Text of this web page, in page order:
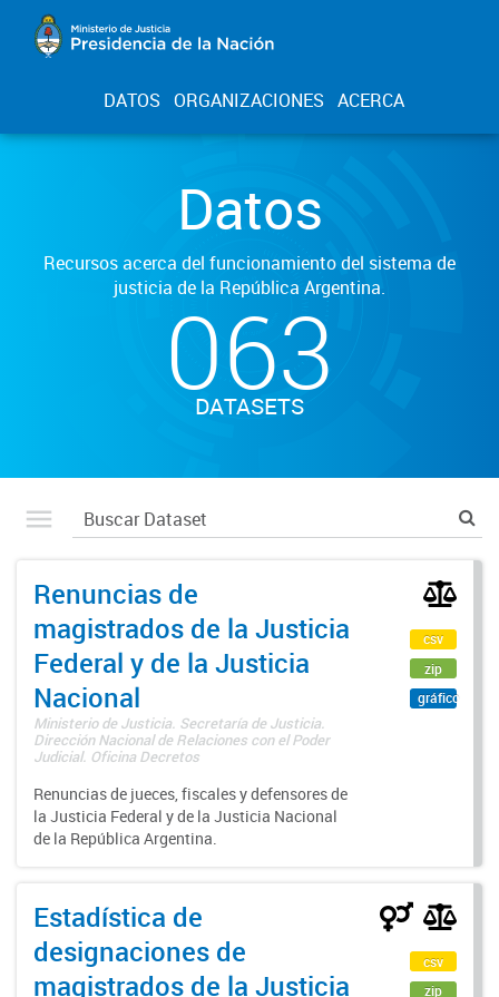
DATOS ORGANIZACIONES ACERCA
Datos
Recursos acerca del funcionamiento del sistema de
justicia de la República Argentina.
063
DATASETS
Renuncias de
magistrados de la Justicia
Federal y de la Justicia
Nacional
Ministerio de Justicia. Secretaría de Justicia.
Dirección Nacional de Relaciones con el Poder
Judicial. Oficina Decretos
Renuncias de jueces, fiscales y defensores de
la Justicia Federal y de la Justicia Nacional
de la República Argentina.
csv
zip
gráfico
Estadística de
designaciones de
magistrados de la Justicia
csv
zip